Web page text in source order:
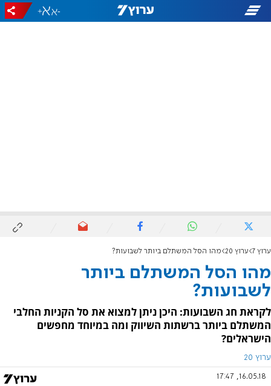
-
+
ערוץ 7 ערוץ 20 מהו הסל המשתלם ביותר לשבועות?
מהו הסל המשתלם ביותר
לשבועות?
לקראת חג השבועות: היכן ניתן למצוא את סל הקניות החלבי
המשתלם ביותר ברשתות השיווק ומה במיוחד מחפשים
הישראלים?
ערוץ 20
16.05.18, 17:47